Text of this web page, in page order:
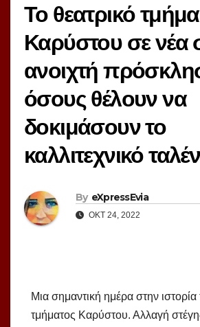
Το θεατρικό τμήμα
Καρύστου σε νέα
ανοιχτή
όσους θέλουν να
δοκιμάσουν το
καλλιτεχνικό
By eXpressEvia
ΟΚΤ 24, 2022
Μια σημαντική ημέρα στην ιστορία
τμήματος Καρύστου. Αλλαγή